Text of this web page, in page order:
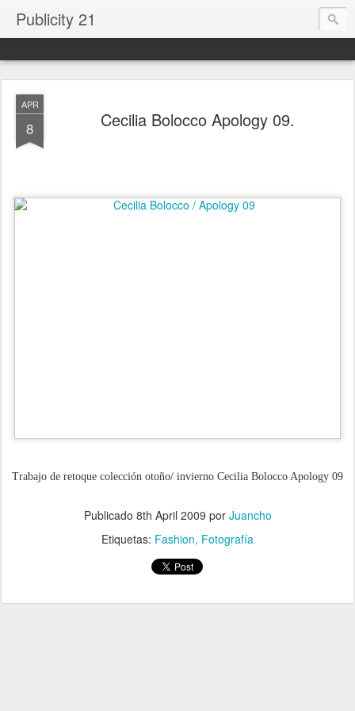
Publicity 21
APR
8 Cecilia Bolocco Apology 09.
Trabajo de retoque colección otoño/ invierno Cecilia Bolocco Apology 09
Publicado 8th April 2009 por Juancho
Etiquetas: Fashion Fotografía